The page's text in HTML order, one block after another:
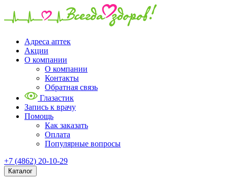
Адреса аптек
Акции
О компании
О компании
Контакты
Обратная связь
Глазастик
Запись к врачу
Помощь
Как заказать
Оплата
Популярные вопросы
+7 (4862) 20-10-29
Каталог